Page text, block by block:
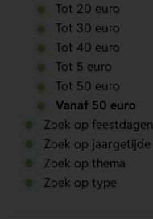
Tot 20 euro
Tot 30 euro
Tot 40 euro
Tot 5 euro
Tot 50 euro
Vanaf 50 euro
Zoek op feestdagen
Zoek op jaargetijde
Zoek op thema
Zoek op type